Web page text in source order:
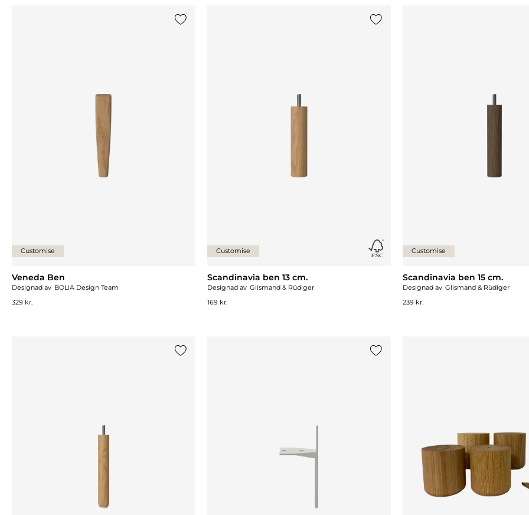
Customise
Veneda Ben
Designad av BOLIA Design Team
329 kr.
Customise
Scandinavia ben 13 cm.
Designad av Glismand & Rüdiger
169 kr.
Customise
Scandinavia ben 15 cm.
Designad av Glismand & Rüdiger
239 kr.